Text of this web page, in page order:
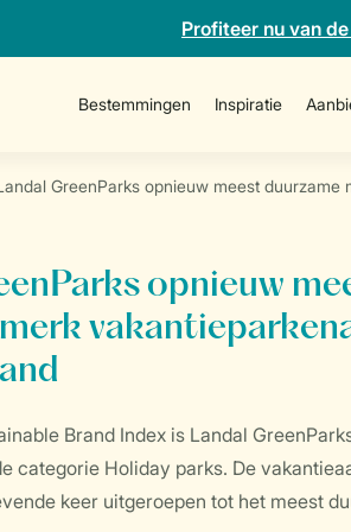
Profiteer nu van
Bestemmingen Inspiratie
GreenParks opnieuw meest
opnieuw
Brand Index is Landal
categorie Holiday parks. De
keer uitgeroepen tot het meest